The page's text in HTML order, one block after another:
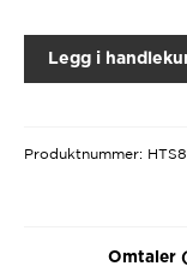
Legg i
Produktnummer:
Omtaler